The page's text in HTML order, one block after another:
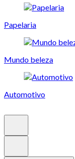
Papelaria
Mundo beleza
Automotivo